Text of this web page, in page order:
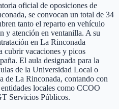
oficial de oposiciones de
se convocan un total de 34
tanto el reparto en vehículo
y atención en ventanilla. A su
en La Rinconada
cubrir vacaciones y picos
El aula designada para la
de la Universidad Local o
de La Rinconada, contando con
locales como CCOO
Servicios Públicos.